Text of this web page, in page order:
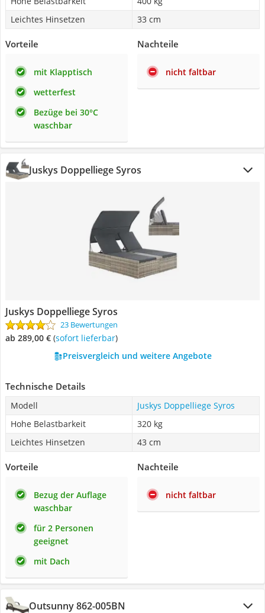
Leichtes Hinsetzen
33 cm
Vorteile
mit Klapptisch
wetterfest
Bezüge bei 30°C
waschbar
Nachteile
nicht faltbar
Juskys Doppelliege Syros
Juskys Doppelliege Syros
23 Bewertungen
ab 289,00 € ( Sofort lieferbar)
Preisvergleich und weitere Angebote
Technische Details
Modell
Juskys Doppelliege Syros
Hohe Belastbarkeit
320 kg
Leichtes Hinsetzen
43 cm
Vorteile
Bezug der Auflage
waschbar
für 2 Personen
geeignet
mit Dach
Nachteile
nicht faltbar
Outsunny 862-005BN